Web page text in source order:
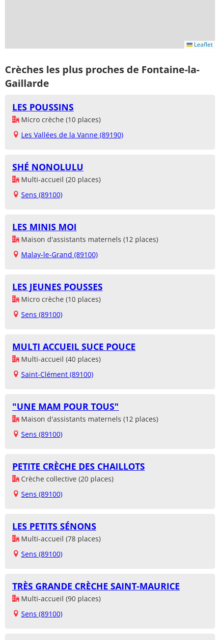
Leaflet
Crèches les plus proches de Fontaine-la-
Gaillarde
LES POUSSINS
Micro crèche (10 places)
Les Vallées de la Vanne (89190)
SHÉ NONOLULU
Multi-accueil (20 places)
Sens (89100)
LES MINIS MOI
Maison d'assistants maternels (12 places)
Malay-le-Grand (89100)
LES JEUNES POUSSES
Micro crèche (10 places)
Sens (89100)
MULTI ACCUEIL SUCE POUCE
Multi-accueil (40 places)
Saint-Clément (89100)
"UNE MAM POUR TOUS"
Maison d'assistants maternels (12 places)
Sens (89100)
PETITE CRÈCHE DES CHAILLOTS
Crèche collective (20 places)
Sens (89100)
LES PETITS SÉNONS
Multi-accueil (78 places)
Sens (89100)
TRÈS GRANDE CRÈCHE SAINT-MAURICE
Multi-accueil (90 places)
Sens (89100)